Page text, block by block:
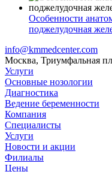
Особенности
поджелудочная
info@kmmedcenter.com
Москва, Триумфальная
Услуги
Основные нозологии
Диагностика
Ведение беременности
Компания
Специалисты
Услуги
Новости и акции
Филиалы
Цены